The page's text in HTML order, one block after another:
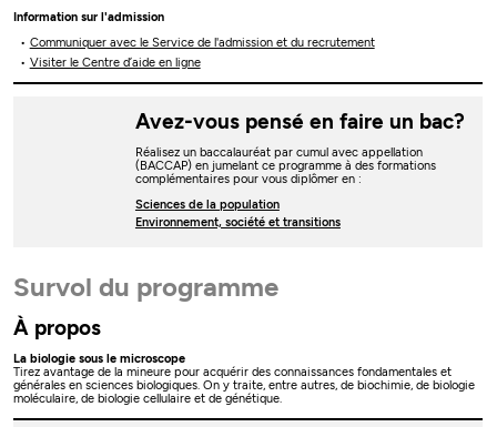
Information sur l'admission
Communiquer avec le Service de l'admission et du recrutement
Visiter le Centre d’aide en ligne
Avez-vous pensé en faire un bac?
Réalisez un baccalauréat par cumul avec appellation
(BACCAP) en jumelant ce programme à des formations
complémentaires pour vous diplômer en :
Sciences de la population
Environnement, société et transitions
Survol du programme
À propos
La biologie sous le microscope
Tirez avantage de la mineure pour acquérir des connaissances fondamentales et
générales en sciences biologiques. On y traite, entre autres, de biochimie, de biologie
moléculaire, de biologie cellulaire et de génétique.